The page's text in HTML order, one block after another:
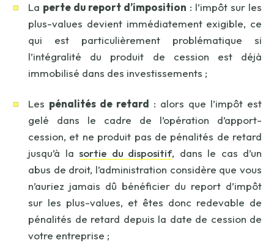
La perte du report d’imposition : l’impôt sur les
plus-values devient immédiatement exigible, ce
qui est particulièrement problématique si
l’intégralité du produit de cession est déjà
immobilisé dans des investissements ;
Les pénalités de retard : alors que l’impôt est
gelé dans le cadre de l’opération d’apport-
cession, et ne produit pas de pénalités de retard
jusqu’à la sortie du dispositif, dans le cas d’un
abus de droit, l’administration considère que vous
n’auriez jamais dû bénéficier du report d’impôt
sur les plus-values, et êtes donc redevable de
pénalités de retard depuis la date de cession de
votre entreprise ;